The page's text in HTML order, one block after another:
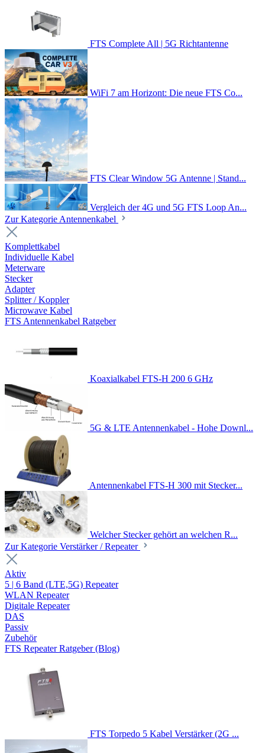
FTS Complete All | 5G Richtantenne
WiFi 7 am Horizont: Die neue FTS Co...
FTS Clear Window 5G Antenne | Stand...
Vergleich der 4G und 5G FTS Loop An...
Zur Kategorie Antennenkabel
Komplettkabel
Individuelle Kabel
Meterware
Stecker
Adapter
Splitter / Koppler
Microwave Kabel
FTS Antennenkabel Ratgeber
Koaxialkabel FTS-H 200 6 GHz
5G & LTE Antennenkabel - Hohe Downl...
Antennenkabel FTS-H 300 mit Stecker...
Welcher Stecker gehört an welchen R...
Zur Kategorie Verstärker / Repeater
Aktiv
5 | 6 Band (LTE,5G) Repeater
WLAN Repeater
Digitale Repeater
DAS
Passiv
Zubehör
FTS Repeater Ratgeber (Blog)
FTS Torpedo 5 Kabel Verstärker (2G ...